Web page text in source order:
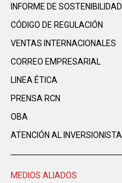
INFORME DE SOSTENIBILIDAD
CÓDIGO DE REGULACIÓN
VENTAS INTERNACIONALES
CORREO EMPRESARIAL
LINEA ÉTICA
PRENSA RCN
OBA
ATENCIÓN AL INVERSIONISTA
MEDIOS ALIADOS